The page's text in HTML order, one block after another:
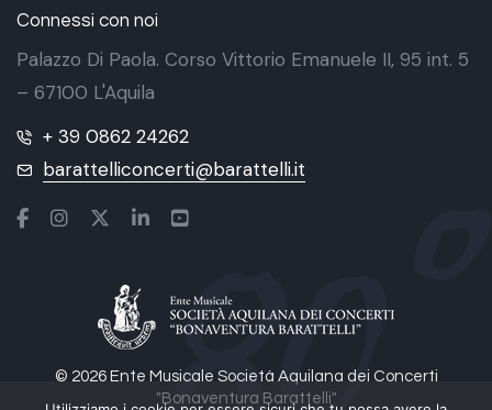
© 2026 Ente Musicale Società Aquilana dei Concerti
"Bonaventura Barattelli"
Connessi con noi
Palazzo Di Paola. Corso Vittorio Emanuele II, 95 int. 5
– 67100 L'Aquila
+ 39 0862 24262
barattelliconcerti@barattelli.it